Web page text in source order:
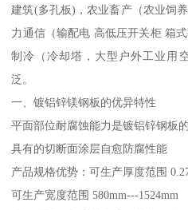
建筑(多孔板)，农业畜产（农业饲
力通信（输配电 高低压开关柜 箱
制冷（冷却塔，大型户外工业用
泛。
一、镀铝锌镁钢板的优异特性
平面部位耐腐蚀能力是镀铝锌钢板
具有的切断面涂层自愈防腐性能
产品规格优势：可生产厚度范围
可生产宽度范围 580mm---1524mm